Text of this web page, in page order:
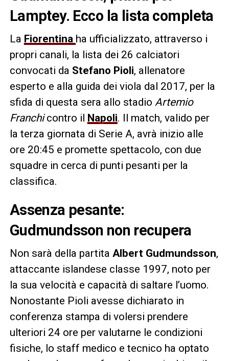
Lamptey. Ecco la lista completa
La Fiorentina ha ufficializzato, attraverso i
propri canali, la lista dei 26 calciatori
convocati da Stefano Pioli, allenatore
esperto e alla guida dei viola dal 2017, per la
sfida di questa sera allo stadio Artemio
Franchicontro il Napoli. Il match, valido per
la terza giornata di Serie A, avrà inizio alle
ore 20:45 e promette spettacolo, con due
squadre in cerca di punti pesanti per la
classifica.
Assenza pesante:
Gudmundsson non recupera
Non sarà della partita Albert Gudmundsson,
attaccante islandese classe 1997, noto per
la sua velocità e capacità di saltare l’uomo.
Nonostante Pioli avesse dichiarato in
conferenza stampa di volersi prendere
ulteriori 24 ore per valutarne le condizioni
fisiche, lo staff medico e tecnico ha optato